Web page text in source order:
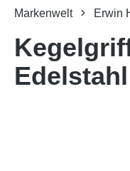
Markenwelt Erwin
Edelstahl